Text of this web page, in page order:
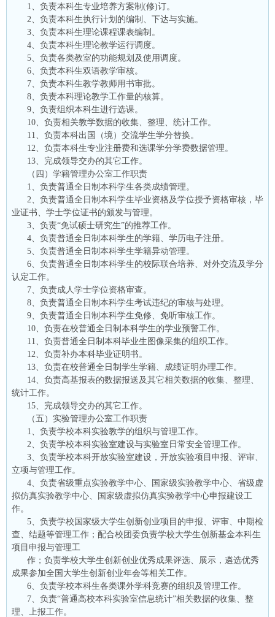
1、负责本科生专业培养方案制(修)订。
2、负责本科生执行计划的编制、下达与实施。
3、负责本科生理论课程课表编制。
4、负责本科生理论教学运行调度。
5、负责各类教室的功能规划及使用调度。
6、负责本科生双语教学审核。
7、负责本科生教学教师用书审批。
8、负责本科理论教学工作量的核算。
9、负责组织本科生进行选课。
10、负责相关教学数据的收集、整理、统计工作。
11、负责本科出国（境）交流学生学分替换。
12、负责本科生专业注册费和选课学分学费数据管理。
13、完成领导交办的其它工作。
（四）学籍管理办公室工作职责
1、负责普通全日制本科学生各类成绩管理。
2、负责普通全日制本科学生毕业资格及学位授予资格审核，毕
业证书、学士学位证书的颁发与管理。
3、负责“免试硕士研究生”的推荐工作。
4、负责普通全日制本科学生的学籍、学历电子注册。
5、负责普通全日制本科学生学籍异动管理。
6、负责普通全日制本科学生的校际联合培养、对外交流及学分
认定工作。
7、负责成人学士学位资格审查。
8、负责普通全日制本科学生考试违纪的审核与处理。
9、负责普通全日制本科学生免修、免听审核工作。
10、负责在校普通全日制本科学生的学业预警工作。
11、负责普通全日制本科毕业生图像采集的组织工作。
12、负责补办本科毕业证明书。
13、负责在校普通全日制学生学籍、成绩证明办理工作。
14、负责高基报表的数据报送及其它相关数据的收集、整理、
统计工作。
15、完成领导交办的其它工作。
（五）实验管理办公室工作职责
1、负责学校本科实验教学的组织与管理工作。
2、负责学校本科实验室建设与实验室日常安全管理工作。
3、负责学校本科开放实验室建设，开放实验项目申报、评审、
立项与管理工作。
4、负责省级重点实验教学中心、国家级实验教学中心、省级虚
拟仿真实验教学中心、国家级虚拟仿真实验教学中心申报建设工
作。
5、负责学校国家级大学生创新创业项目的申报、评审、中期检
查、结题等管理工作；配合校团委负责学校大学生创新基金本科生
项目申报与管理工
作；负责学校大学生创新创业优秀成果评选、展示，遴选优秀
成果参加全国大学生创新创业年会等相关工作。
6、负责学校本科生各类课外学科竞赛的组织及管理工作。
7、负责“普通高校本科实验室信息统计”相关数据的收集、整
理、上报工作。